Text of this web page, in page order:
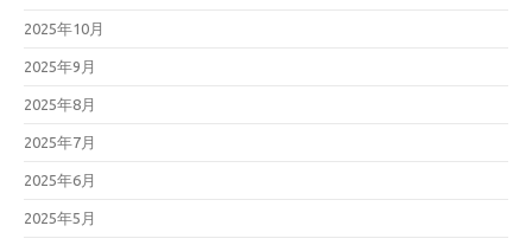
2025年10月
2025年9月
2025年8月
2025年7月
2025年6月
2025年5月